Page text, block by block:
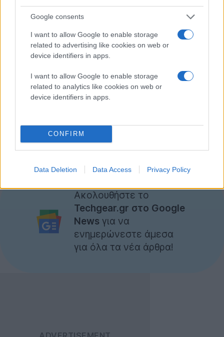
Google consents
I want to allow Google to enable storage
related to advertising like cookies on web or
device identifiers in apps.
I want to allow Google to enable storage
related to analytics like cookies on web or
device identifiers in apps.
CONFIRM
Data Deletion Data Access Privacy Policy
[Τιμή/Οθόνη/Επεξεργαστής/Μνήμη/Σκληρός Δίσκος/
Κάρτα Γραφικών]
$1199 / 21.5" / 3.06GHz Core i3 / 4GB / 500MB / ATI Radeon HD
4670
5670
$169927" / 3.20GHz Core i3 / 4GB / 1TB / ATI Radeon HD 5670
HD 5750+$20027" / 2.93 GHz Quad-Core Core i7 BTO option
Αξίζει να σημειωθεί ότι το τελευταίο update των
είχε γίνει τον Οκτώβριο του 2009.
Ακολουθήστε το
Techgear.gr στο Google
News για να
ενημερώνεστε άμεσα
για όλα τα νέα άρθρα!